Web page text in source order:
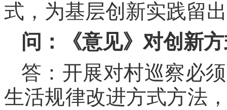
式，为基层创新实践留
问：《意见》对创新
答：开展对村巡察必
生活规律改进方式方法